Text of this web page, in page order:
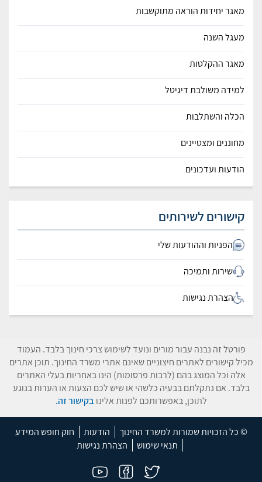
מאגר יחידות הוראה מתוקשבות
מעגל השנה
מאגר ההקלטות
למידה משולבת דיגיטל
הכלה והשתלבות
מחוננים ומצטיינים
הודעות ועדכונים
קישורים לשירותים
הפניות וההודעות שלי
שירות ותמיכה
הצהרת נגישות
פורטל זה נבנה עבור מורים ונועד לשימוש צרכי חינוך בלבד. העמוד
מכיל קישורים לאתרים חיצוניים שאינם אתרי משרד החינוך. תוכן אתרים
אלה וכל המוצג בהם (לרבות פרסומות) הינו באחריות בעלי האתרים
בלבד. אם נתקלתם בבעיה כלשהי או שיש לכם הצעות או הערות בנוגע
לתוכן, באפשרותכם לפנות אלינו בקישור זה.
© כל הזכויות שמורות למשרד החינוך הודעות
חוק חופש המידע
תנאי שימוש
הצהרת נגישות